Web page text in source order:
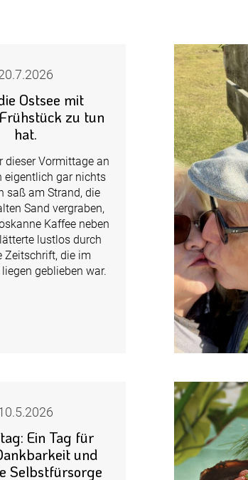
Ostsee mit
zu tun
hat.
dieser Vormittage an
eigentlich gar nichts
saß am Strand, die
Sand vergraben,
Kaffee neben
lustlos durch
Zeitschrift, die im
geblieben war.
Ein Tag für
und
Selbstfürsorge